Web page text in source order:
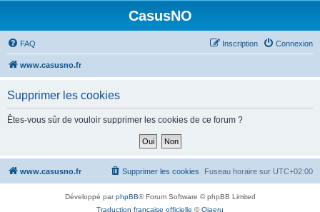
CasusNO
FAQ Connexion
Inscription
www.casusno.fr
Supprimer les cookies
Êtes-vous sûr de vouloir supprimer les cookies de ce forum ?
www.casusno.fr Fuseau horaire sur UTC+02:00
Supprimer les cookies
Développé parphpBB® Forum Software © phpBB Limited
Traduction française officielle ©Qiaeru